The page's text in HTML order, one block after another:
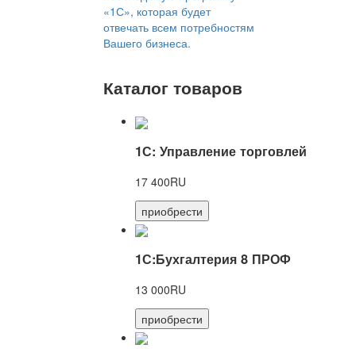
«1С», которая будет
отвечать всем потребностям
Вашего бизнеса.
Каталог товаров
1С: Управление торговлей
17 400RU
приобрести
1С:Бухгалтерия 8 ПРОФ
13 000RU
приобрести